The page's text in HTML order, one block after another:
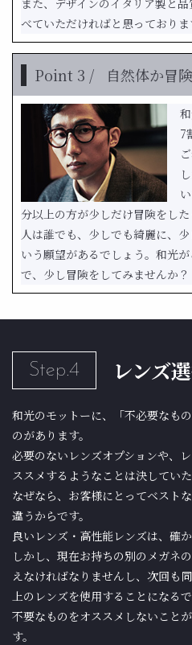
また、デザインのイタリア製と
べていただければと思っておりま
Point 3 / 自然体か冒
7
分以上の方が少しだけ冒険をした
人は誰でも、少しでも綺麗に、
いう願望があるでしょう。和光
で、少し冒険をしてみませんか？
Step.4 レンズ
和光のモットーに、「不必要なも
のがあります。
必要のないレンズオプションや、
ススメするようなことは決していた
なぜなら、お客様にとってベスト
違うからです。
良いレンズ・高性能レンズは、確
しかし、現在お持ちの別のメガネ
えなければなりませんし、次回も
上のレンズを使用することになるで
不要なものをオススメしないこと
す。